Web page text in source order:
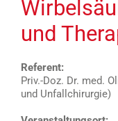
und
Referent:
Priv.-Doz. Dr. med.
und Unfallchirurgie)